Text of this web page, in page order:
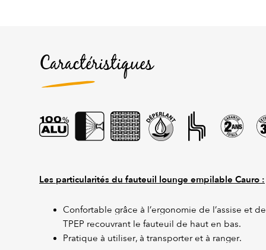
Caractéristiques
Les particularités du fauteuil lounge empilable Cauro :
Confortable grâce à l’ergonomie de l’assise et
TPEP recouvrant le fauteuil de haut en bas.
Pratique à utiliser, à transporter et à ranger.